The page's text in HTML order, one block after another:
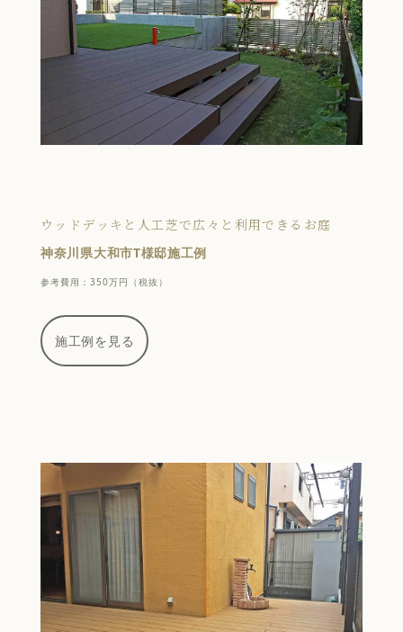
ウッドデッキと人工芝で広々と利用できるお庭
神奈川県大和市T様邸施工例
参考費用：350万円（税抜）
施工例を見る